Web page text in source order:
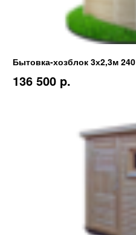
Бытовка-хозблок 3х2,3м 240
136 500 p.